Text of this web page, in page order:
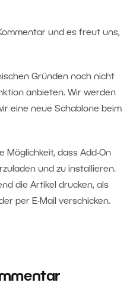
und es freut uns,
Gründen noch nicht
anbieten. Wir werden
eine neue Schablone beim
Möglichkeit, dass Add-On
und zu installieren.
die Artikel drucken, als
per E-Mail verschicken.